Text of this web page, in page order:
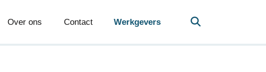
Over ons Contact Werkgevers